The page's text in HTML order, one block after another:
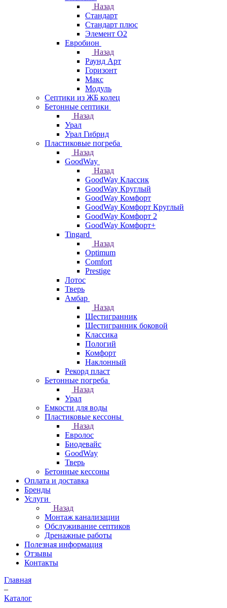
Назад
Стандарт
Стандарт плюс
Элемент О2
Евробион
Назад
Раунд Арт
Горизонт
Макс
Модуль
Септики из ЖБ колец
Бетонные септики
Назад
Урал
Урал Гибрид
Пластиковые погреба
Назад
GoodWay
Назад
GoodWay Классик
GoodWay Круглый
GoodWay Комфорт
GoodWay Комфорт Круглый
GoodWay Комфорт 2
GoodWay Комфорт+
Tingard
Назад
Optimum
Comfort
Prestige
Лотос
Тверь
Амбар
Назад
Шестигранник
Шестигранник боковой
Классика
Пологий
Комфорт
Наклонный
Рекорд пласт
Бетонные погреба
Назад
Урал
Емкости для воды
Пластиковые кессоны
Назад
Евролос
Биодевайс
GoodWay
Тверь
Бетонные кессоны
Оплата и доставка
Бренды
Услуги
Назад
Монтаж канализации
Обслуживание септиков
Дренажные работы
Полезная информация
Отзывы
Контакты
Главная
–
Каталог